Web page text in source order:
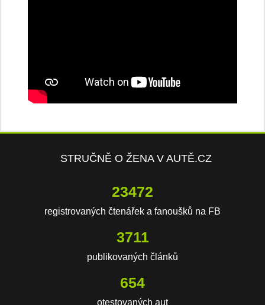
STRUČNĚ O ŽENA V AUTĚ.CZ
23472
registrovaných čtenářek a fanoušků na FB
3711
publikovaných článků
654
otestovaných aut